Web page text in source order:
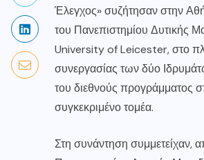
Έλεγχος» συζήτησαν στην
του Πανεπιστημίου Δυτικής
University of Leicester, στο
συνεργασίας των δύο
του διεθνούς προγράμματος
συγκεκριμένο τομέα.
Στη συνάντηση συμμετείχαν,